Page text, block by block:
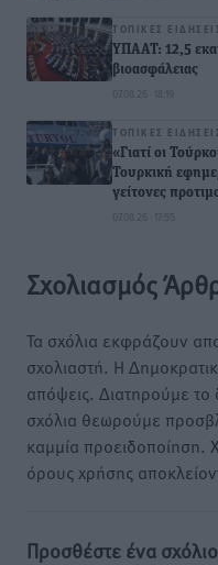
ΤΟΠΙΚΈΣ
ΥΠΑΑΤ: 12,5
βιοασφάλειας
07.08.26 · 18:19
ΤΟΠΙΚΈΣ
«Γιατί οι
Τουρκική
γείτονες
07.08.26 · 17:55
Σχολιασμός
Τα σχόλια εκφράζουν
σχολιαστή. Η
απόψεις. Διατηρούμε
σχόλια θεωρούμε
καμμία προειδοποίηση.
όρους χρήσης
Προσθέστε ένα σχόλιο